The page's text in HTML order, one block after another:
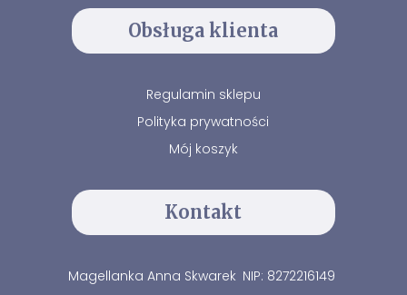
Obsługa klienta
Regulamin sklepu
Polityka prywatności
Mój koszyk
Kontakt
Magellanka Anna Skwarek NIP: 8272216149